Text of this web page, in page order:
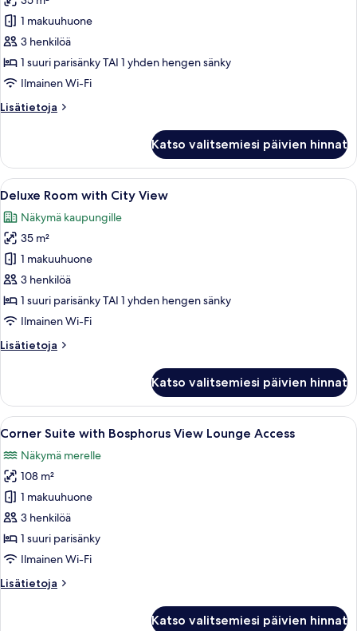
Room
with
Sea
View
1 makuuhuone
3 henkilöä
1 suuri parisänky TAI 1 yhden hengen sänky
Ilmainen Wi-Fi
Lisätietoja
Lisätietoja
with
Sea
View
Katso valitsemiesi päivien hinnat
Avaa
kaikki
huonetyypin
Deluxe
Room
with
City
View
Hotellihuone, jossa on suuri sänky,
5
Deluxe Room with City View
Näkymä kaupungille
35 m²
1 makuuhuone
3 henkilöä
1 suuri parisänky TAI 1 yhden hengen sänky
Ilmainen Wi-Fi
Lisätietoja
Lisätietoja
with
City
View
Katso valitsemiesi päivien hinnat
Avaa
kaikki
huonetyypin
Corner
Suite
with
Bosphorus
View
Access
Moderni hotellihuone, jossa on
6
Corner Suite with Bosphorus View Lounge Access
Näkymä merelle
108 m²
1 makuuhuone
3 henkilöä
1 suuri parisänky
Ilmainen Wi-Fi
Lisätietoja
Lisätietoja
Katso valitsemiesi päivien hinnat